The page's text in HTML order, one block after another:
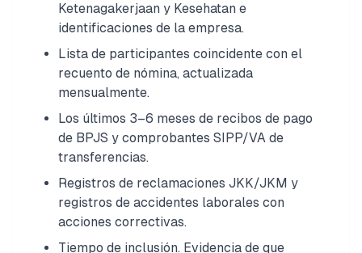
Ketenagakerjaan y Kesehatan e
identificaciones de la empresa.
Lista de participantes coincidente con el
recuento de nómina, actualizada
mensualmente.
Los últimos 3–6 meses de recibos de pago
de BPJS y comprobantes SIPP/VA de
transferencias.
Registros de reclamaciones JKK/JKM y
registros de accidentes laborales con
acciones correctivas.
Tiempo de inclusión. Evidencia de que